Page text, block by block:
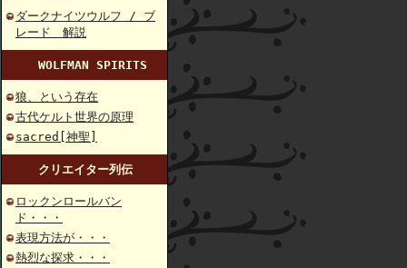
ダークナイツウルフ / ブ
レード 解説
WOLFMAN SPIRITS
狼、という存在
古代ケルト世界の原理
sacred[神聖]
クリエイター列伝
ロックンロールバン
ド・・・
表現方法が・・・
熱烈な探求・・・